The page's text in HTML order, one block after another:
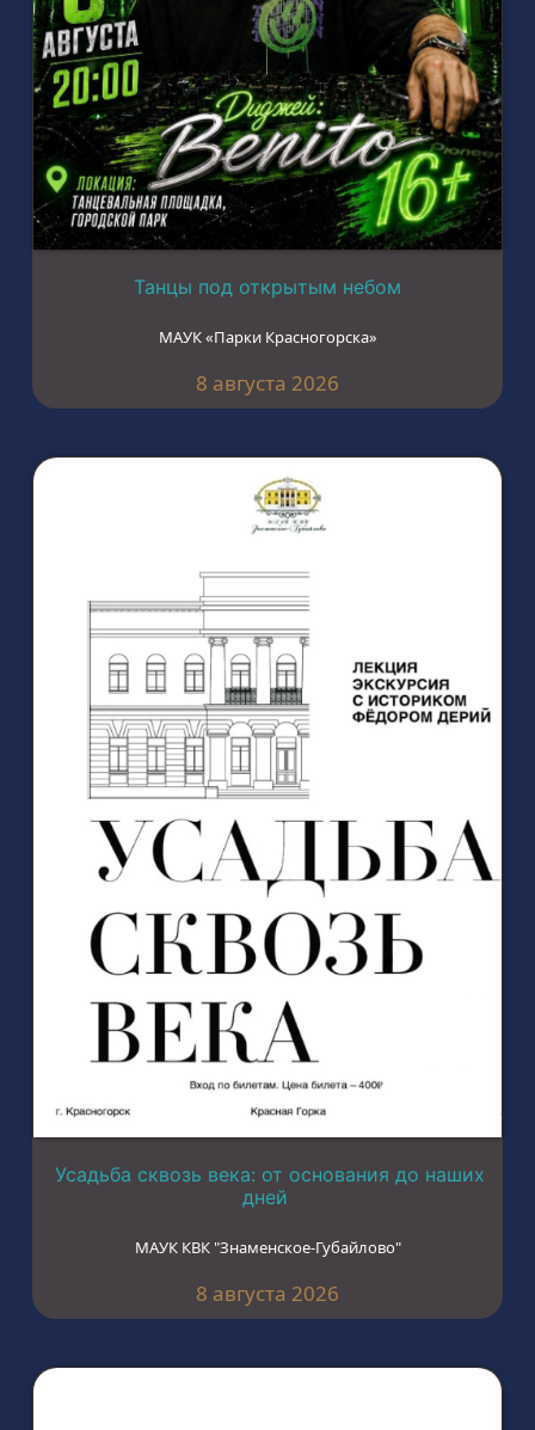
Танцы под открытым небом
МАУК «Парки Красногорска»
8 августа 2026
Усадьба сквозь века: от основания до наших
дней
МАУК КВК "Знаменское-Губайлово"
8 августа 2026